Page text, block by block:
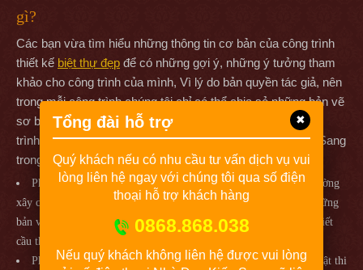
gì?
Các bạn vừa tìm hiểu những thông tin cơ bản của công trình
thiết kế biệt thự đẹp để có những gợi ý, những ý tưởng tham
khảo cho công trình của mình, Vì lý do bản quyền tác giả, nên
trong mỗi công trình chúng tôi chỉ có thể chia sẻ những bản vẽ
sơ bộ như mặt bằng bố trí các tầng và phối cảnh 3D công
trình, Thành phần hồ sơ thiết kế biệt thự đầy đủ của Kiến Sang
trong các công trình bao gồm các nội dung sau:
Phần Kiến trúc : Mặt bằng bố trí nội thất các tầng, Mặt bằng tường
xây các tầng, Các mặt đứng kỹ thuật, Các măt cắt công trình & những
bản vẽ chi tiết cửa gỗ, chi tiết cửa nhôm, chi tiết nhà vệ sinh, chi tiết
cầu thang….& phần cổng và tường rào.
Phần Kết cấu : Bản vẽ thuyết minh, hướng dẫn quy cách kỹ thuật thi
Tổng đài hỗ trợ ✖
Quý khách nếu có nhu cầu tư vấn dịch vụ vui
lòng liên hệ ngay với chúng tôi qua số điện
thoại hỗ trợ khách hàng
0868.868.038
Nếu quý khách không liên hệ được vui lòng